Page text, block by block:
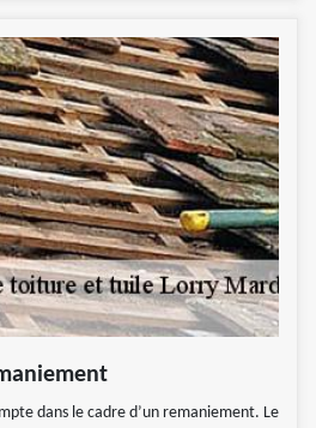
dans le cadre d’un remaniement. Le